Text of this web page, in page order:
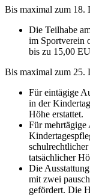
Bis maximal zum 18.
Die Teilhabe
im Sportverein
bis zu 15,00
Bis maximal zum 25.
Für eintägige
in der
Höhe erstattet.
Für mehrtägige
tatsächlicher
Die
mit zwei
gefördert. Die